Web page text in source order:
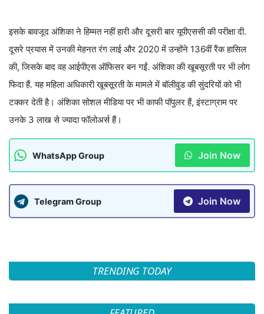
इसके बावजूद अंशिका ने हिम्मत नहीं हारी और दूसरी बार यूपीएससी की परीक्षा दी.
दूसरे प्रयास में उनकी मेहनत रंग लाई और 2020 में उन्होंने 136वीं रैंक हासिल
की, जिसके बाद वह आईपीएस ऑफिसर बन गईं. अंशिका की खूबसूरती पर भी लोग
फिदा हैं. यह महिला अधिकारी खूबसूरती के मामले में बॉलीवुड की सुंदरियों को भी
टक्कर देती है। अंशिका सोशल मीडिया पर भी काफी पॉपुलर हैं, इंस्टाग्राम पर
उनके 3 लाख से ज्यादा फॉलोअर्स हैं।
WhatsApp Group Join Now
Telegram Group Join Now
TRENDING TODAY